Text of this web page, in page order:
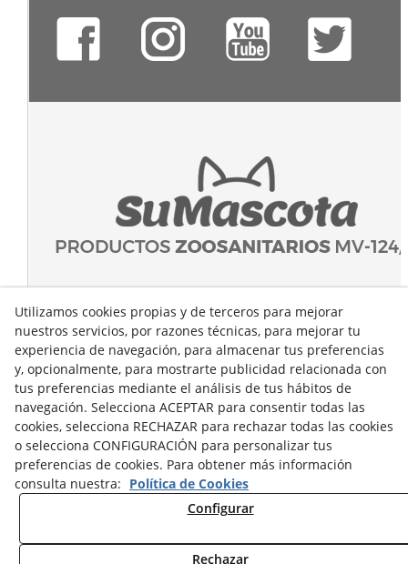
Utilizamos cookies propias y de terceros para mejorar
nuestros servicios, por razones técnicas, para mejorar tu
experiencia de navegación, para almacenar tus preferencias
y, opcionalmente, para mostrarte publicidad relacionada con
tus preferencias mediante el análisis de tus hábitos de
navegación. Selecciona ACEPTAR para consentir todas las
cookies, selecciona RECHAZAR para rechazar todas las cookies
o selecciona CONFIGURACIÓN para personalizar tus
preferencias de cookies. Para obtener más información
consulta nuestra: Política de Cookies
Configurar
Rechazar